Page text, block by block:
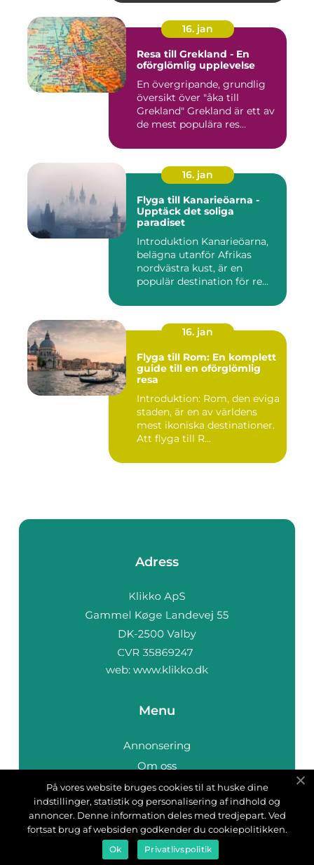
16. jan
Resa till Grekland - En
oförglömlig upplevelse
En övergripande, grundlig
översikt över "åka till
Grekland" Grekland är ett av
de mest populära res...
16. jan
Flyga till Kanarieöarna -
Upptäck det soliga
paradiset
Introduktion Kanarieöarna,
belägna utanför Afrikas
nordvästra kust, är en
populär destination för re...
16. jan
Flyga till Rom: En komplett
guide till en oförglömlig
resa
Introduktion: Rom, den eviga
staden, är en av världens
mest ikoniska destinationer.
Att flyga till R...
Adress
web: www.klikko.dk
Menu
Annonsering
Om oss
Cookies
Kontakta oss
Sitemap
På vores website bruges cookies til at huske dine
indstillinger, statistik og personalisering af indhold og
annoncer. Denne information deles med tredjepart. Ved
fortsat brug af websiden godkender du cookiepolitikken.
Ok Privatlivspolitik